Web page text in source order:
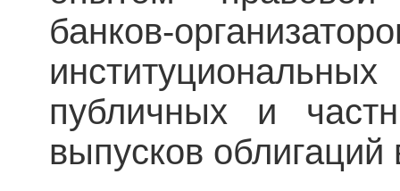
банков-
публичных и
выпусков